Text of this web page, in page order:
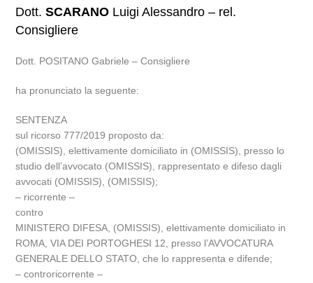
Dott.SCARANO Luigi Alessandro – rel.
Consigliere
Dott. POSITANO Gabriele – Consigliere
ha pronunciato la seguente:
SENTENZA
sul ricorso 777/2019 proposto da:
(OMISSIS), elettivamente domiciliato in (OMISSIS), presso lo
studio dell’avvocato (OMISSIS), rappresentato e difeso dagli
avvocati (OMISSIS), (OMISSIS);
– ricorrente –
contro
MINISTERO DIFESA, (OMISSIS), elettivamente domiciliato in
ROMA, VIA DEI PORTOGHESI 12, presso l’AVVOCATURA
GENERALE DELLO STATO, che lo rappresenta e difende;
– controricorrente –